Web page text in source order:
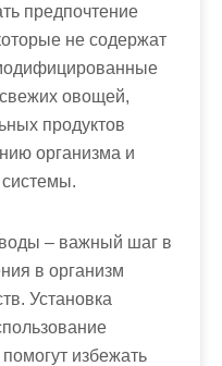
предпочтение
не содержат
овощей,
продуктов
организма и
– важный шаг в
в организм
Установка
избежать